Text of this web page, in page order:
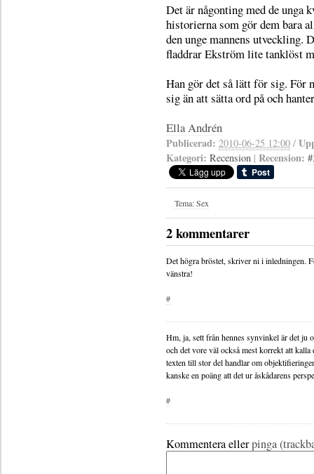
Det är någonting med de unga
historierna som gör dem bara
den unge mannens utveckling.
fladdrar Ekström lite tanklöst
Han gör det så lätt för sig. För
sig än att sätta ord på och
Ella Andrén
Publicerad: 2010-06-25 12:00 /
Kategori: Recension | Recension:
Tema: Sex
2 kommentarer
Det högra bröstet, skriver ni i inledningen.
vänstra!
#
Hm, ja, sett från hennes synvinkel är det ju
och det vore väl också mest korrekt att kalla
texten till stor del handlar om
kanske en poäng att det ur åskådarens
#
Kommentera ellerpinga